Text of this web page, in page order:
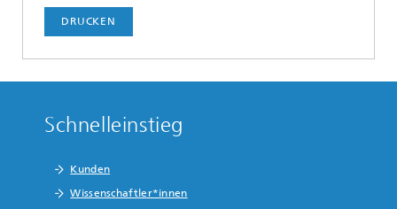
DRUCKEN
Schnelleinstieg
Kunden
Wissenschaftler*innen